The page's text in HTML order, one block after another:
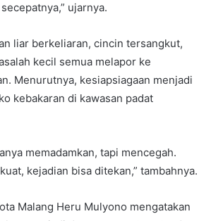
ujarnya.
liar berkeliaran, cincin tersangkut,
kecil semua melapor ke
Menurutnya, kesiapsiagaan menjadi
kebakaran di kawasan padat
memadamkan, tapi mencegah.
kejadian bisa ditekan,” tambahnya.
Malang Heru Mulyono mengatakan